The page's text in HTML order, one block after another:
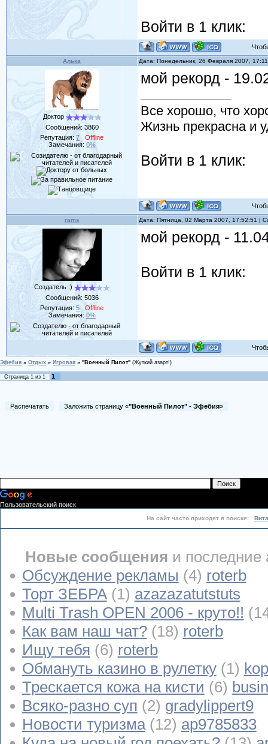
Войти в 1 клик:
Алька Дата: Понедельник, 26 Февраля 2007,
Доктор
Сообщений: 3860
Репутация:7
Offline
Замечания: 0%
мой рекорд -
Все хорошо, что
Жизнь прекрасна и
Войти в 1 клик:
rams Дата: Пятница, 02 Марта 2007, 17:52:51 |
Создатель :)
Сообщений: 5036
Репутация:5
Offline
Замечания: 0%
мой рекорд -
Войти в 1 клик:
Эфебия » Отдых » Игровая » "Военный Пилот" (Жуткий азарт!)
Страница 1 из 1 1
Распечатать Заложить страницу «"Военный Пилот" - Эфебия»
Пользовательский поиск
На сайт часто приходят в поиске:
Новые сообщения и последние
Обсуждение рекламы (4) roterb
Торт ЗЕБРА (1) azazazatutstuts
Multi Trash OPEN 2006 - круто!!
Как вам наш чат? (18) roterb
Ищу тебя (6) roterb
Обмануть казино в рулетку (1)
Трескается кожа на кисти (6)
Всяко-разно суп (2) gradylippert9
Новости туризма (12) ap9785833